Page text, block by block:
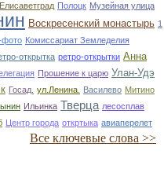
Елисаветград Полоцк Музейная улица
Воскресенский монастырь 1
фото Комиссариат Земледелия
открытка ретро-открытки Анна
Прошение к царю Улан-Удэ
Госад. ул.Ленина. Василево Митино
Ильинка Тверца лесосплав
Центр города откртыка авиаперелет
Все ключевые слова >>